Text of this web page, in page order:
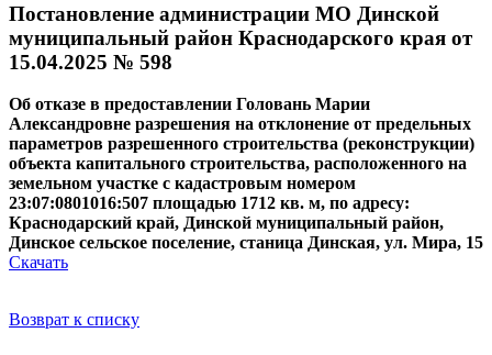
Постановление администрации МО Динской
муниципальный район Краснодарского края от
15.04.2025 № 598
Об отказе в предоставлении Головань Марии
Александровне разрешения на отклонение от предельных
параметров разрешенного строительства (реконструкции)
объекта капитального строительства, расположенного на
земельном участке с кадастровым номером
23:07:0801016:507 площадью 1712 кв. м, по адресу:
Краснодарский край, Динской муниципальный район,
Динское сельское поселение, станица Динская, ул. Мира, 15
Скачать
Возврат к списку